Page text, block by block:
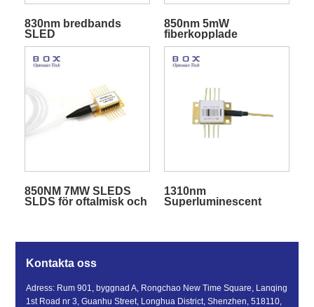
830nm bredbands
SLED
superluminescerande
dioder
850nm 5mW
fiberkopplade
superluminescerande
diod-SLD
850NM 7MW SLEDS
SLDS för oftalmisk och
1310nm
Superluminescent
Kontakta oss
Adress: Rum 901, byggnad A, Rongchao New Time Square, Lanqing
1st Road nr 3, Guanhu Street, Longhua District, Shenzhen, 518110,